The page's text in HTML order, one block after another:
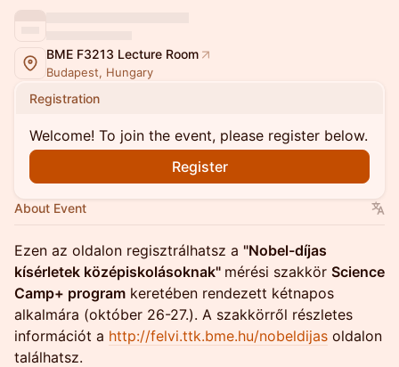
BME F3213 Lecture Room
Budapest, Hungary
Registration
Welcome! To join the event, please register below.
Register
About Event
Ezen az oldalon regisztrálhatsz a "Nobel-díjas
kísérletek középiskolásoknak" mérési szakkör Science
Camp+ program keretében rendezett kétnapos
alkalmára (október 26-27.). A szakkörről részletes
információt a http://felvi.ttk.bme.hu/nobeldijas oldalon
találhatsz.